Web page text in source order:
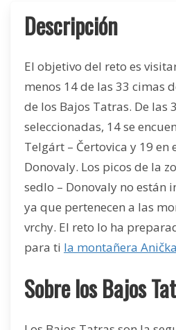
Descripción
El objetivo del reto es
menos 14 de las 33 cimas
de los Bajos Tatras. De las
seleccionadas, 14 se
Telgárt – Čertovica y 19 en
Donovaly. Los picos de la
sedlo – Donovaly no están
ya que pertenecen a las
vrchy. El reto lo ha
para ti la montañera Anička
Sobre los Bajos